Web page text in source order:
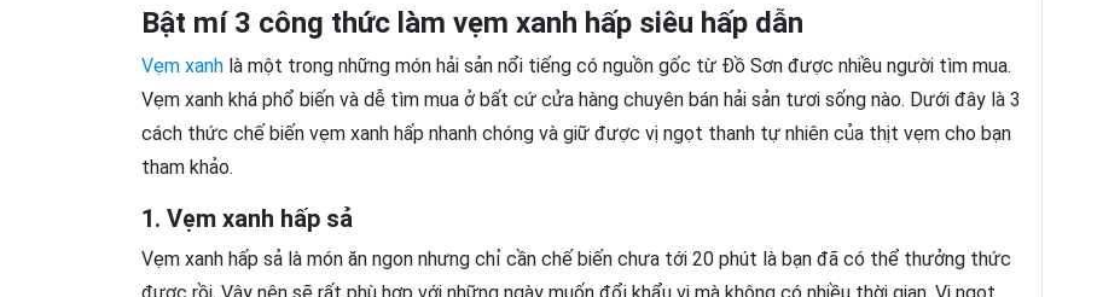
Bật mí 3 công thức làm vẹm xanh hấp siêu hấp dẫn
Vẹm xanh là một trong những món hải sản nổi tiếng có nguồn gốc từ Đồ Sơn được nhiều người tìm mua.
Vẹm xanh khá phổ biến và dễ tìm mua ở bất cứ cửa hàng chuyên bán hải sản tươi sống nào. Dưới đây là 3
cách thức chế biến vẹm xanh hấp nhanh chóng và giữ được vị ngọt thanh tự nhiên của thịt vẹm cho bạn
tham khảo.
1. Vẹm xanh hấp sả
Vẹm xanh hấp sả là món ăn ngon nhưng chỉ cần chế biến chưa tới 20 phút là bạn đã có thể thưởng thức